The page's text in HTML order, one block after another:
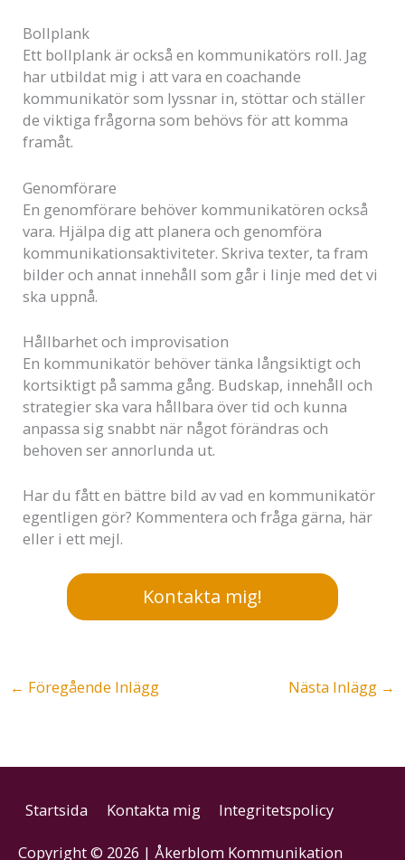
Bollplank
Ett bollplank är också en kommunikatörs roll. Jag
har utbildat mig i att vara en coachande
kommunikatör som lyssnar in, stöttar och ställer
de viktiga frågorna som behövs för att komma
framåt.
Genomförare
En genomförare behöver kommunikatören också
vara. Hjälpa dig att planera och genomföra
kommunikationsaktiviteter. Skriva texter, ta fram
bilder och annat innehåll som går i linje med det vi
ska uppnå.
Hållbarhet och improvisation
En kommunikatör behöver tänka långsiktigt och
kortsiktigt på samma gång. Budskap, innehåll och
strategier ska vara hållbara över tid och kunna
anpassa sig snabbt när något förändras och
behoven ser annorlunda ut.
Har du fått en bättre bild av vad en kommunikatör
egentligen gör? Kommentera och fråga gärna, här
eller i ett mejl.
Kontakta mig!
← Föregående Inlägg Nästa Inlägg →
Startsida Kontakta mig Integritetspolicy
Copyright © 2026 | Åkerblom Kommunikation